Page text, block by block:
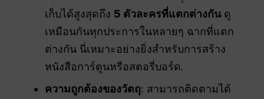
เก็บได้สูงสุดถึง 5 ตัวละครที่แตกต่างกันดู
เหมือนกันทุกประการในหลายๆ ฉากที่แตก
ต่างกัน นี่เหมาะอย่างยิ่งสำหรับการสร้าง
หนังสือการ์ตูนหรือสตอรี่บอร์ด.
ความถูกต้องของวัตถุ: สามารถติดตามได้